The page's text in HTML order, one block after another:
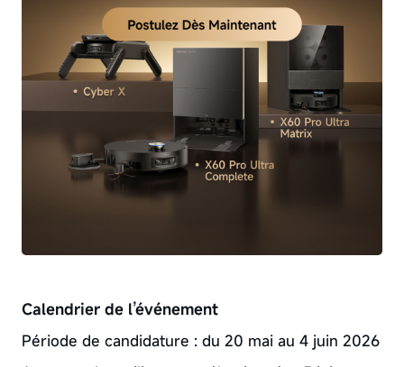
Calendrier de l’événement
Période de candidature : du 20 mai au 4 juin 2026